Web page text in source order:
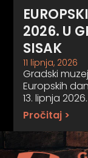
2026. U
SISAK
11 lipnja, 2026
Gradski
Europskih
13. lipnja
Pročitaj >